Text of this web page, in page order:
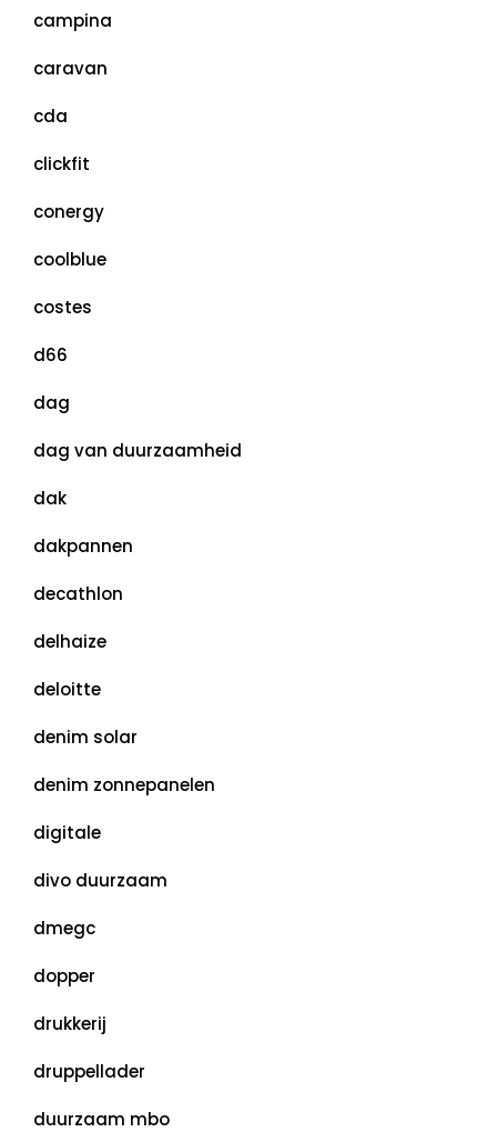
campina
caravan
cda
clickfit
conergy
coolblue
costes
d66
dag
dag van duurzaamheid
dak
dakpannen
decathlon
delhaize
deloitte
denim solar
denim zonnepanelen
digitale
divo duurzaam
dmegc
dopper
drukkerij
druppellader
duurzaam mbo